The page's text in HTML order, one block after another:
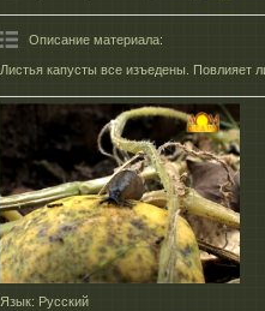
Описание материала:
Листья капусты все изъедены. Повлияет
Язык: Русский